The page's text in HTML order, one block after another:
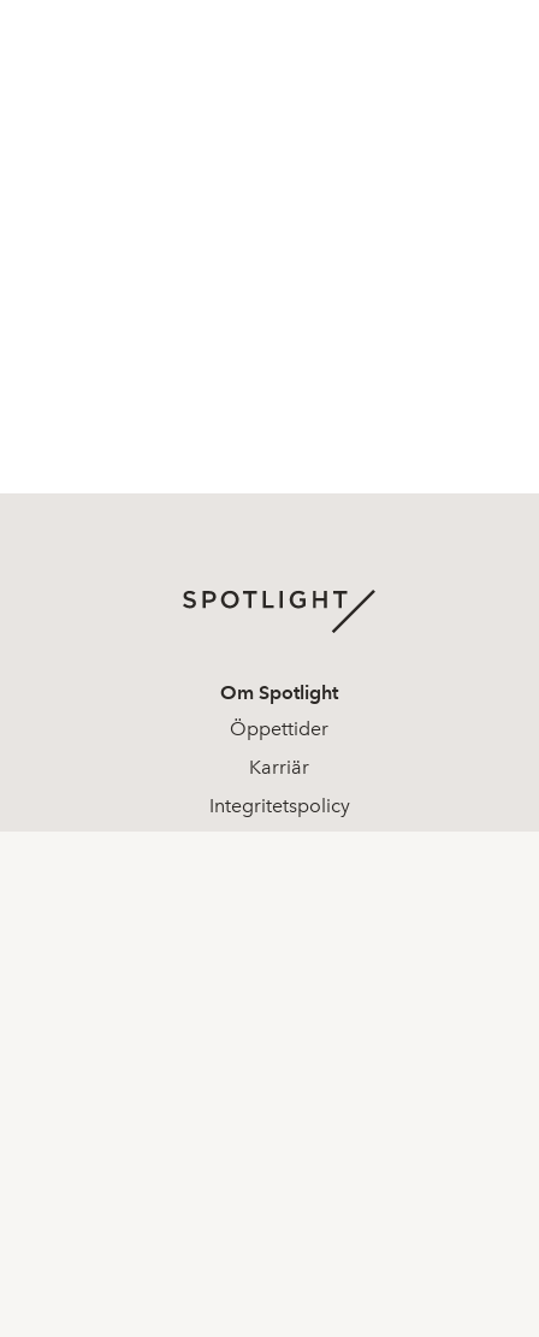
Om Spotlight
Öppettider
Karriär
Integritetspolicy